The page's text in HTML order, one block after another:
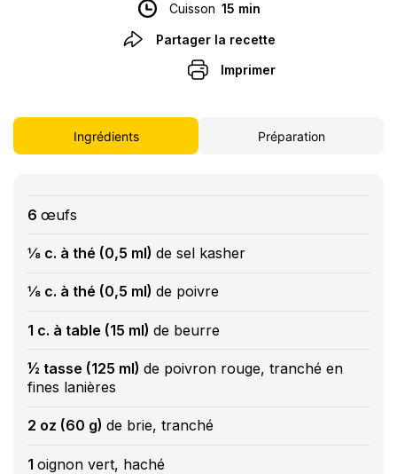
Cuisson 15 min
Partager la recette
Imprimer
Ingrédients Préparation
6 œufs
⅛ c. à thé (0,5 ml) de sel kasher
⅛ c. à thé (0,5 ml) de poivre
1 c. à table (15 ml) de beurre
½ tasse (125 ml) de poivron rouge, tranché en
fines lanières
2 oz (60 g) de brie, tranché
1 oignon vert, haché